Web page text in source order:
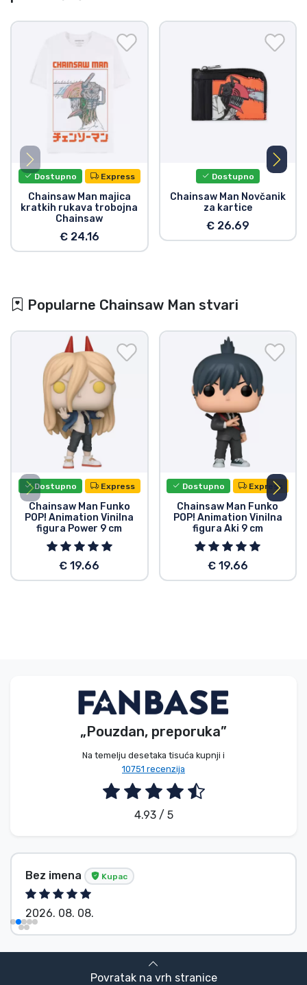
Dostupno Express
Chainsaw Man majica
kratkih rukava trobojna
Chainsaw
€ 24.16
Dostupno
Chainsaw Man Novčanik
za kartice
€ 26.69
Popularne Chainsaw Man stvari
Dostupno Express
Chainsaw Man Funko
POP! Animation Vinilna
figura Power 9 cm
€ 19.66
Dostupno Express
Chainsaw Man Funko
POP! Animation Vinilna
figura Aki 9 cm
€ 19.66
„Pouzdan, preporuka”
Na temelju desetaka tisuća kupnji i
10751 recenzija
4.93 / 5
Bez imena Kupac
2026. 08. 08.
Povratak na vrh stranice